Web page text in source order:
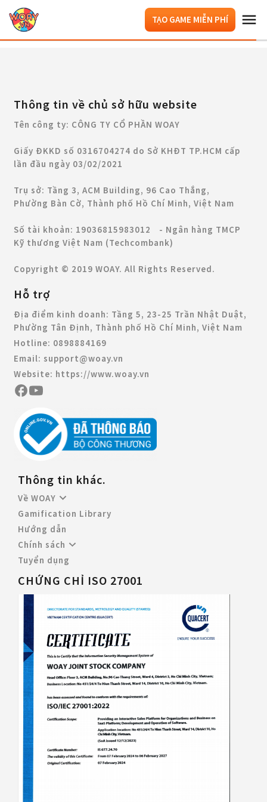
TẠO GAME MIỄN PHÍ
Thông tin về chủ sở hữu website
Tên công ty: CÔNG TY CỔ PHẦN WOAY
Giấy ĐKKD số 0316704274 do Sở KHĐT TP.HCM cấp
lần đầu ngày 03/02/2021
Trụ sở: Tầng 3, ACM Building, 96 Cao Thắng,
Phường Bàn Cờ, Thành phố Hồ Chí Minh, Việt Nam
Số tài khoản: 19036815983012 - Ngân hàng TMCP
Kỹ thương Việt Nam (Techcombank)
Copyright © 2019 WOAY. All Rights Reserved.
Hỗ trợ
Địa điểm kinh doanh: Tầng 5, 23-25 Trần Nhật Duật,
Phường Tân Định, Thành phố Hồ Chí Minh, Việt Nam
Hotline: 0898884169
Email: support@woay.vn
Website: https://www.woay.vn
Thông tin khác.
Về WOAY
Gamification Library
Hướng dẫn
Chính sách
Tuyển dụng
CHỨNG CHỈ ISO 27001